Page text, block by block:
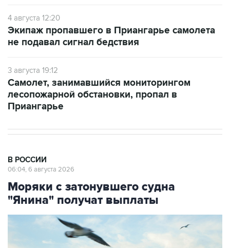
4 августа 12:20
Экипаж пропавшего в Приангарье самолета
не подавал сигнал бедствия
3 августа 19:12
Самолет, занимавшийся мониторингом
лесопожарной обстановки, пропал в
Приангарье
В РОССИИ
06:04, 6 августа 2026
Моряки с затонувшего судна
"Янина" получат выплаты